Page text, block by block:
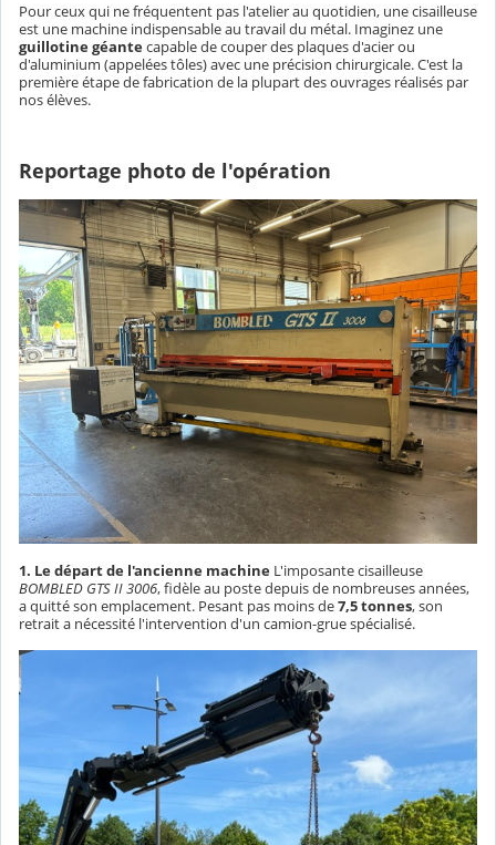
Pour ceux qui ne fréquentent pas l'atelier au quotidien, une cisailleuse
est une machine indispensable au travail du métal. Imaginez une
guillotine géantecapable de couper des plaques d'acier ou
d'aluminium (appelées tôles) avec une précision chirurgicale. C'est la
première étape de fabrication de la plupart des ouvrages réalisés par
nos élèves.
Reportage photo de l'opération
1. Le départ de l'ancienne machine L'imposante cisailleuse
BOMBLED GTS II 3006, fidèle au poste depuis de nombreuses années,
a quitté son emplacement. Pesant pas moins de7,5 tonnes, son
retrait a nécessité l'intervention d'un camion-grue spécialisé.